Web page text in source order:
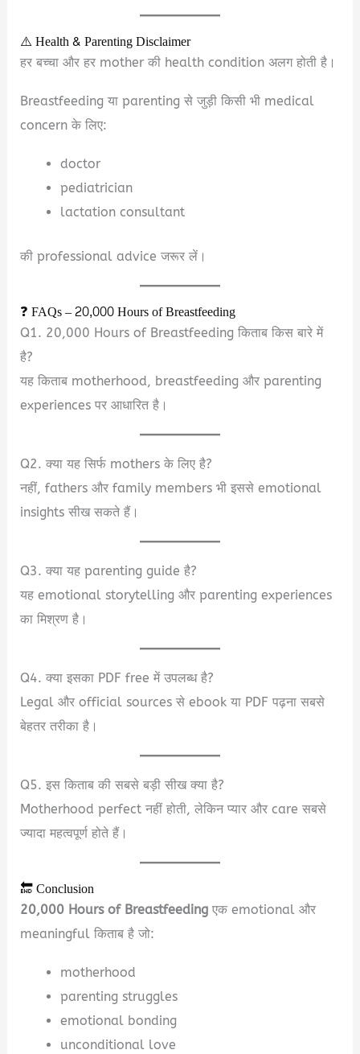
⚠️ Health & Parenting Disclaimer
हर बच्चा और हर mother की health condition अलग होती है।
Breastfeeding या parenting से जुड़ी किसी भी medical
concern के लिए:
doctor
pediatrician
lactation consultant
की professional advice जरूर लें।
❓ FAQs – 20,000 Hours of Breastfeeding
Q1. 20,000 Hours of Breastfeeding किताब किस बारे में
है?
यह किताब motherhood, breastfeeding और parenting
experiences पर आधारित है।
Q2. क्या यह सिर्फ mothers के लिए है?
नहीं, fathers और family members भी इससे emotional
insights सीख सकते हैं।
Q3. क्या यह parenting guide है?
यह emotional storytelling और parenting experiences
का मिश्रण है।
Q4. क्या इसका PDF free में उपलब्ध है?
Legal और official sources से ebook या PDF पढ़ना सबसे
बेहतर तरीका है।
Q5. इस किताब की सबसे बड़ी सीख क्या है?
Motherhood perfect नहीं होती, लेकिन प्यार और care सबसे
ज्यादा महत्वपूर्ण होते हैं।
🔚 Conclusion
20,000 Hours of Breastfeeding एक emotional और
meaningful किताब है जो:
motherhood
parenting struggles
emotional bonding
unconditional love